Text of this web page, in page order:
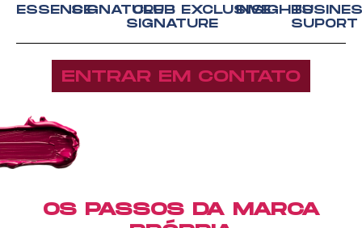
ESSENCESIGNATURE
CLUB
SIGNATURE
EXCLUSIVEINSIGHTS
SUPORT
ENTRAR EM CONTATO
OS PASSOS DA MARCA